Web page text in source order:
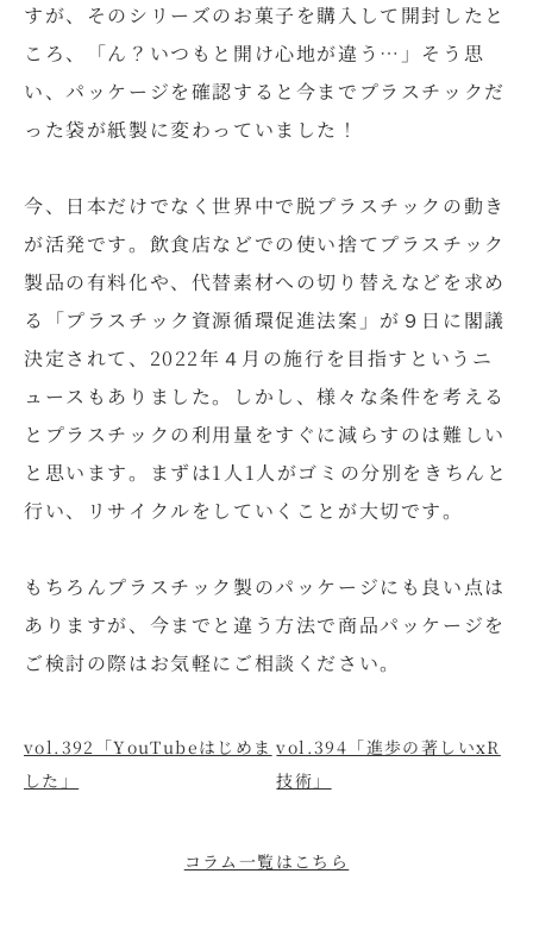
すが、そのシリーズのお菓子を購入して開封したと
ころ、「ん？いつもと開け心地が違う…」そう思
い、パッケージを確認すると今までプラスチックだ
った袋が紙製に変わっていました！
今、日本だけでなく世界中で脱プラスチックの動き
が活発です。飲食店などでの使い捨てプラスチック
製品の有料化や、代替素材への切り替えなどを求め
る「プラスチック資源循環促進法案」が９日に閣議
決定されて、2022年４月の施行を目指すというニ
ュースもありました。しかし、様々な条件を考える
とプラスチックの利用量をすぐに減らすのは難しい
と思います。まずは1人1人がゴミの分別をきちんと
行い、リサイクルをしていくことが大切です。
もちろんプラスチック製のパッケージにも良い点は
ありますが、今までと違う方法で商品パッケージを
ご検討の際はお気軽にご相談ください。
vol.392「YouTubeはじめま
した」
vol.394「進歩の著しいxR
技術」
コラム一覧はこちら